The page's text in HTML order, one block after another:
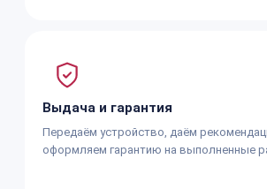
Выдача и гарантия
Передаём устройство, даём
оформляем гарантию на выполненные